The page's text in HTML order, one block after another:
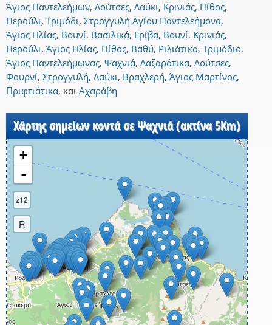
Άγιος Παντελεήμων, Λούτσες, Λαύκι, Κρινιάς, Πίθος,
Περούλι, Τριμόδι, Στρογγυλή Αγίου Παντελεήμονα,
Άγιος Ηλίας, Βουνί, Βασιλικά, Ερίβα, Βουνί, Κρινιάς,
Περούλι, Άγιος Ηλίας, Πίθος, Βαθύ, Ριλιάτικα, Τριμόδιο,
Άγιος Παντελεήμωνας, Ψαχνιά, Λαζαράτικα, Λούτσες,
Φουρνί, Στρογγυλή, Λαύκι, Βραχλερή, Άγιος Μαρτίνος,
Πριφτιάτικα, και Αχαράβη
Χάρτης σημείων κοντά σε Ψαχνιά (ακτίνα 5Km)
+
-
z12
R